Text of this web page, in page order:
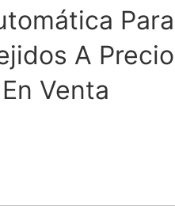
Para
A Precio
Venta